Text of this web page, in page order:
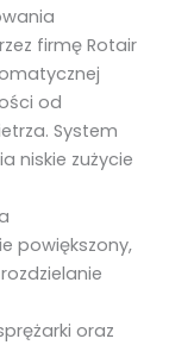
firmę Rotair
od
System
niskie zużycie
powiększony,
oraz